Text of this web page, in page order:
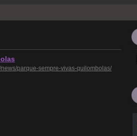
parque-sempre-vivas-quilombolas/